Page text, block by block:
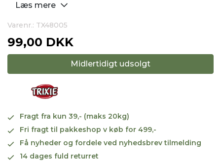
Læs mere
Varenr.: TX48005
99,00 DKK
Midlertidigt udsolgt
Fragt fra kun 39,- (maks 20kg)
Fri fragt til pakkeshop v køb for 499,-
Få nyheder og fordele ved nyhedsbrev tilmelding
14 dages fuld returret